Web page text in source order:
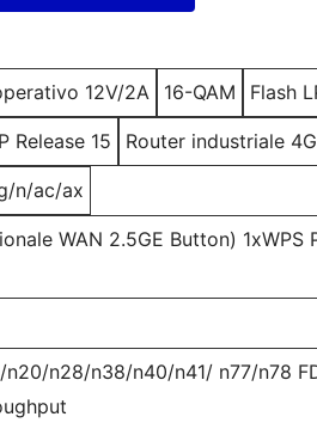
12V/2A 16-QAM Flash
Release 15 Router industriale 4G
n/ac/ax
WAN 2.5GE Button) 1xWPS
n28/n38/n40/n41/ n77/n78